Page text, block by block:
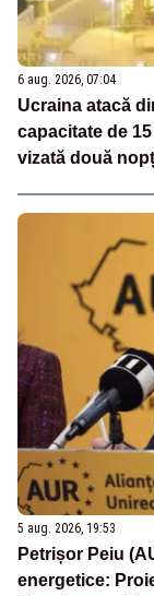
6 aug. 2026, 07:04
Ucraina atacă
capacitate de
vizată două
5 aug. 2026, 19:53
Petrișor Peiu
energetice: